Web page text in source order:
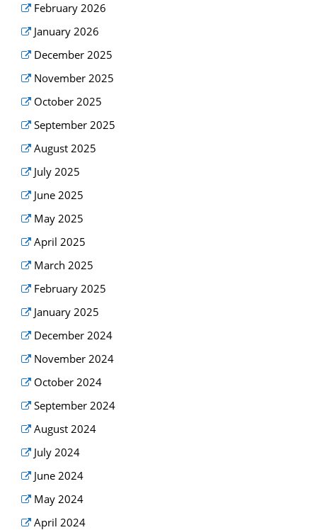
February 2026
January 2026
December 2025
November 2025
October 2025
September 2025
August 2025
July 2025
June 2025
May 2025
April 2025
March 2025
February 2025
January 2025
December 2024
November 2024
October 2024
September 2024
August 2024
July 2024
June 2024
May 2024
April 2024